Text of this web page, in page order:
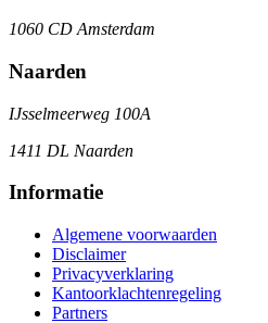
1060 CD Amsterdam
Naarden
IJsselmeerweg 100A
1411 DL Naarden
Informatie
Algemene voorwaarden
Disclaimer
Privacyverklaring
Kantoorklachtenregeling
Partners